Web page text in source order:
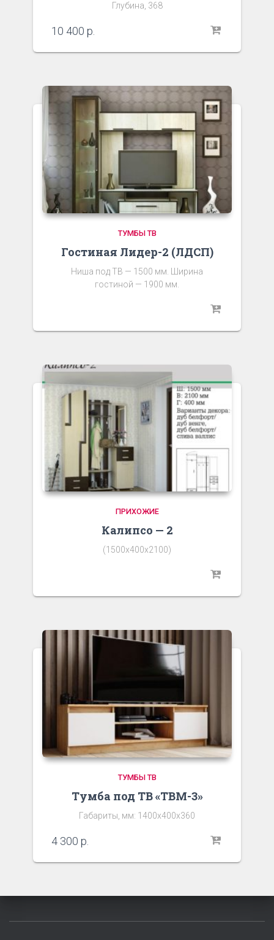
Глубина, 368
10 400 р.
ТУМБЫ ТВ
Гостиная Лидер-2 (ЛДСП)
Ниша под ТВ — 1500 мм. Ширина
гостиной — 1900 мм.
ПРИХОЖИЕ
Калипсо — 2
(1500х400х2100)
ТУМБЫ ТВ
Тумба под ТВ «ТВМ-3»
Габариты, мм: 1400х400х360
4 300 р.